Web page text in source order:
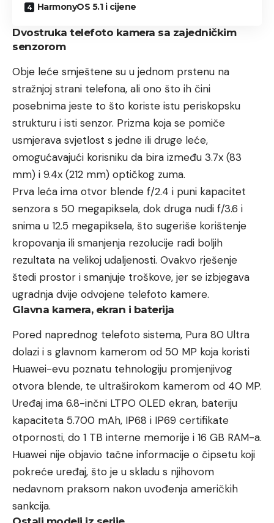
HarmonyOS 5.1 i cijene
Dvostruka telefoto kamera sa zajedničkim
senzorom
Obje leće smještene su u jednom prstenu na
stražnjoj strani telefona, ali ono što ih čini
posebnima jeste to što koriste istu periskopsku
strukturu i isti senzor. Prizma koja se pomiče
usmjerava svjetlost s jedne ili druge leće,
omogućavajući korisniku da bira između 3.7x (83
mm) i 9.4x (212 mm) optičkog zuma.
Prva leća ima otvor blende f/2.4 i puni kapacitet
senzora s 50 megapiksela, dok druga nudi f/3.6 i
snima u 12.5 megapiksela, što sugeriše korištenje
kropovanja ili smanjenja rezolucije radi boljih
rezultata na velikoj udaljenosti. Ovakvo rješenje
štedi prostor i smanjuje troškove, jer se izbjegava
ugradnja dvije odvojene telefoto kamere.
Glavna kamera, ekran i baterija
Pored naprednog telefoto sistema, Pura 80 Ultra
dolazi i s glavnom kamerom od 50 MP koja koristi
Huawei-evu poznatu tehnologiju promjenjivog
otvora blende, te ultraširokom kamerom od 40 MP.
Uređaj ima 6.8-inčni LTPO OLED ekran, bateriju
kapaciteta 5.700 mAh, IP68 i IP69 certifikate
otpornosti, do 1 TB interne memorije i 16 GB RAM-a.
Huawei nije objavio tačne informacije o čipsetu koji
pokreće uređaj, što je u skladu s njihovom
nedavnom praksom nakon uvođenja američkih
sankcija.